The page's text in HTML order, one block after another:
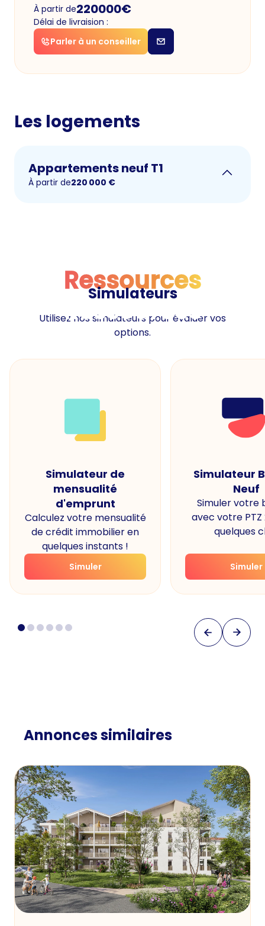
À partir de220000€
Délai de livraision :
Parler à un conseiller
Les logements
Appartements neuf T1
À partir de220 000 €
Ressources
Ressources
Simulateurs
Utilisez nos simulateurs pour évaluer vos
options.
Simulateur de
mensualité
d'emprunt
Calculez votre mensualité
de crédit immobilier en
quelques instants !
Simuler
Simulateur
Neuf
Simuler votre
avec votre PTZ
quelques
Simuler
Annonces similaires